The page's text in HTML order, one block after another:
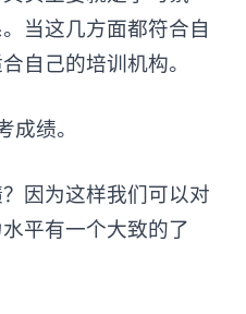
当这几方面都符合自
自己的培训机构。
绩。
因为这样我们可以对
平有一个大致的了